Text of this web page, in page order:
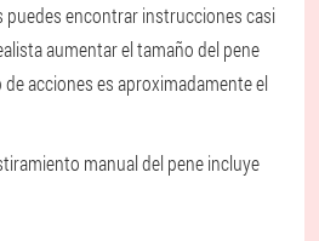
puedes encontrar instrucciones casi
aumentar el tamaño del pene
acciones es aproximadamente el
manual del pene incluye